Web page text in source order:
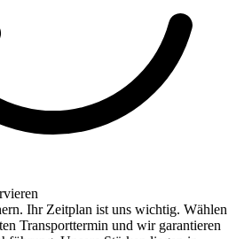
Ihr Zeitplan ist uns wichtig. Wählen
Transporttermin und wir garantieren